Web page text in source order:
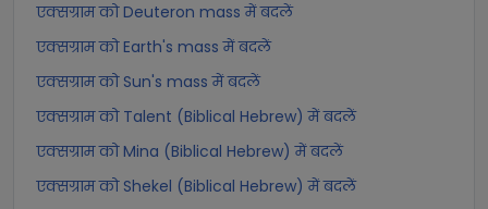
एक्सग्राम को Deuteron mass में बदलें
एक्सग्राम को Earth's mass में बदलें
एक्सग्राम को Sun's mass में बदलें
एक्सग्राम को Talent (Biblical Hebrew) में बदलें
एक्सग्राम को Mina (Biblical Hebrew) में बदलें
एक्सग्राम को Shekel (Biblical Hebrew) में बदलें